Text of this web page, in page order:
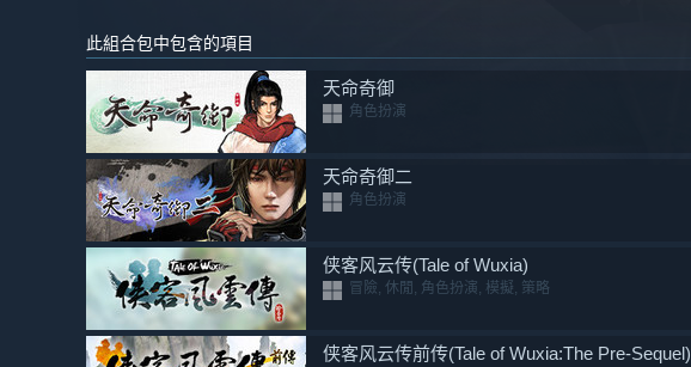
此組合包中包含的項目
天命奇御
角色扮演
天命奇御二
角色扮演
侠客风云传(Tale of Wuxia)
冒險, 休閒, 角色扮演, 模擬, 策略
侠客风云传前传(Tale of Wuxia:The Pre-Sequel)